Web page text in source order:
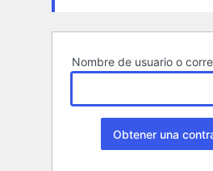
Nombre de usuario o